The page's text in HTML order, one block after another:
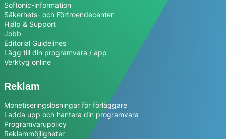
Softonic-information
Säkerhets- och Förtroendecenter
Hjälp & Support
Jobb
Editorial Guidelines
Lägg till din programvara / app
Verktyg online
Reklam
Monetiseringslösningar för förläggare
Ladda upp och hantera din programvara
Programvarupolicy
Reklammöjligheter